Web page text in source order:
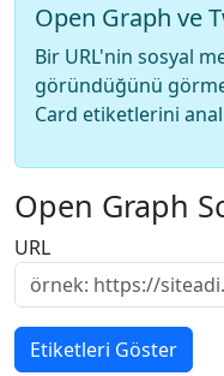
Open Graph ve
Bir URL'nin sosyal
göründüğünü
Card etiketlerini
Open Graph
URL
Etiketleri Göster